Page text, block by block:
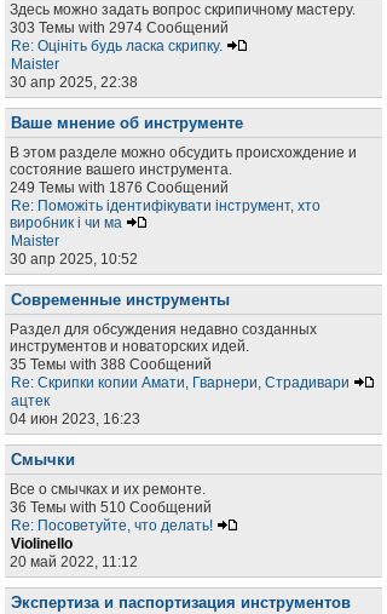
Здесь можно задать вопрос скрипичному мастеру.
303 Темы with 2974 Сообщений
Re: Оцініть будь ласка скрипку.
Maister
30 апр 2025, 22:38
Ваше мнение об инструменте
В этом разделе можно обсудить происхождение и
состояние вашего инструмента.
249 Темы with 1876 Сообщений
Re: Поможіть ідентифікувати інструмент, хто
виробник і чи ма
Maister
30 апр 2025, 10:52
Современные инструменты
Раздел для обсуждения недавно созданных
инструментов и новаторских идей.
35 Темы with 388 Сообщений
Re: Скрипки копии Амати, Гварнери, Страдивари
ацтек
04 июн 2023, 16:23
Смычки
Все о смычках и их ремонте.
36 Темы with 510 Сообщений
Re: Посоветуйте, что делать!
Violinello
20 май 2022, 11:12
Экспертиза и паспортизация инструментов